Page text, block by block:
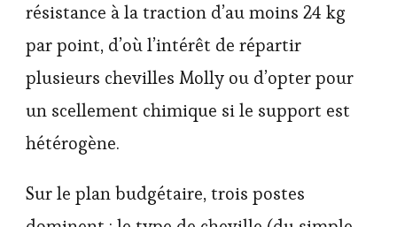
résistance à la traction d’au moins 24 kg
par point, d’où l’intérêt de répartir
plusieurs chevilles Molly ou d’opter pour
un scellement chimique si le support est
hétérogène.
Sur le plan budgétaire, trois postes